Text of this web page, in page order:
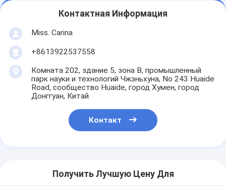
Контактная Информация
Miss. Carina
+8613922537558
Комната 202, здание 5, зона B, промышленный
парк науки и технологий Чжэньхуна, No 243 Huaide
Road, сообщество Huaide, город Хумен, город
Донггуан, Китай
Контакт
Получить Лучшую Цену Для